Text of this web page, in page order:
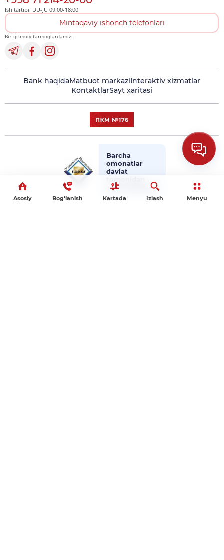
Ish tartibi: DU-JU 09:00-18:00
Mintaqaviy ishonch telefonlari
Biz ijtimoiy tarmoqlardamiz:
Bank haqidaMatbuot markaziInteraktiv xizmatlar
KontaktlarSayt xaritasi
Barcha
omonatlar
davlat
sug‘urtalangan
Asosiy Bog‘lanish Kartada Izlash Menyu